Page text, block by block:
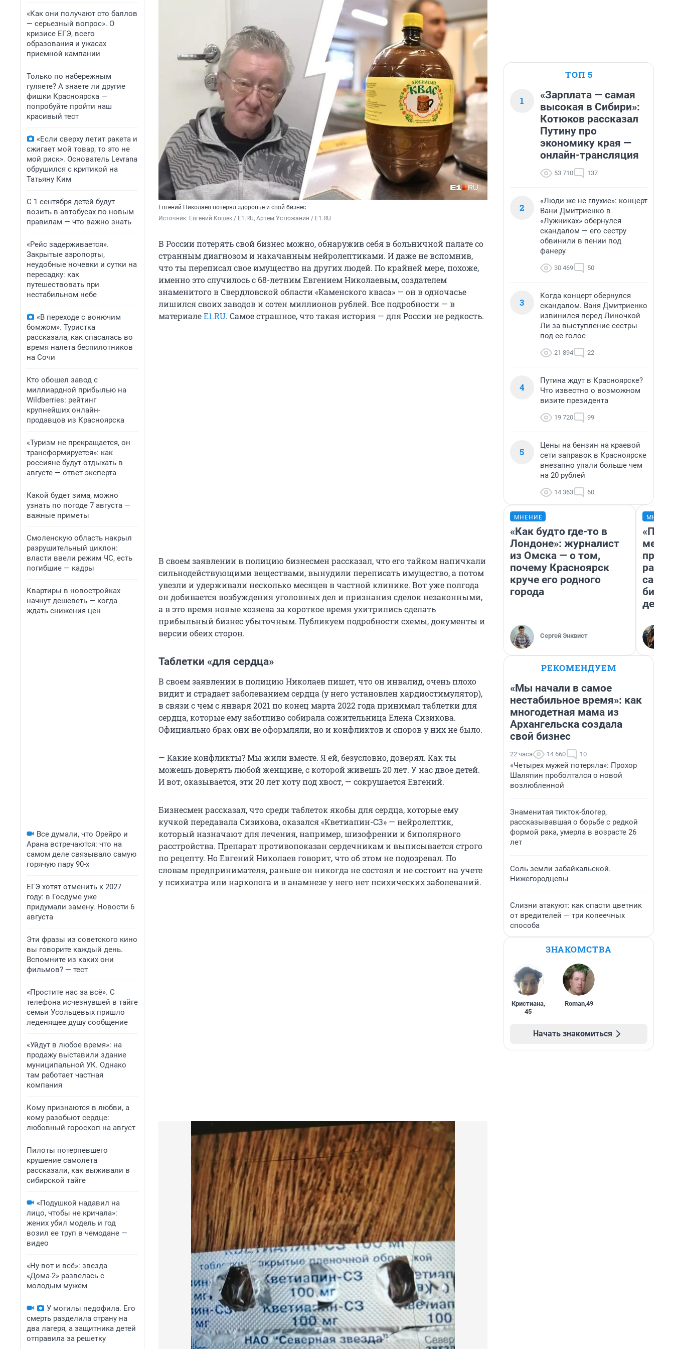
«Как они получают сто баллов
— серьезный вопрос». О
кризисе ЕГЭ, всего
образования и ужасах
приемной кампании
Только по набережным
гуляете? А знаете ли другие
фишки Красноярска —
попробуйте пройти наш
красивый тест
«Если сверху летит ракета и
сжигает мой товар, то это не
мой риск». Основатель Levrana
обрушился с критикой на
Татьяну Ким
С 1 сентября детей будут
возить в автобусах по новым
правилам — что важно знать
«Рейс задерживается».
Закрытые аэропорты,
неудобные ночевки и сутки на
пересадку: как
путешествовать при
нестабильном небе
«В переходе с вонючим
бомжом». Туристка
рассказала, как спасалась во
время налета беспилотников
на Сочи
Кто обошел завод с
миллиардной прибылью на
Wildberries: рейтинг
крупнейших онлайн-
продавцов из Красноярска
«Туризм не прекращается, он
трансформируется»: как
россияне будут отдыхать в
августе — ответ эксперта
Какой будет зима, можно
узнать по погоде 7 августа —
важные приметы
Смоленскую область накрыл
разрушительный циклон:
власти ввели режим ЧС, есть
погибшие — кадры
Квартиры в новостройках
начнут дешеветь — когда
ждать снижения цен
Все думали, что Орейро и
Арана встречаются: что на
самом деле связывало самую
горячую пару 90-х
ЕГЭ хотят отменить к 2027
году: в Госдуме уже
придумали замену. Новости 6
августа
Эти фразы из советского кино
вы говорите каждый день.
Вспомните из каких они
фильмов? — тест
«Простите нас за всё». С
телефона исчезнувшей в тайге
семьи Усольцевых пришло
леденящее душу сообщение
«Уйдут в любое время»: на
продажу выставили здание
муниципальной УК. Однако
там работает частная
компания
Кому признаются в любви, а
кому разобьют сердце:
любовный гороскоп на август
Пилоты потерпевшего
крушение самолета
рассказали, как выживали в
сибирской тайге
«Подушкой надавил на
лицо, чтобы не кричала»:
жених убил модель и год
возил ее труп в чемодане —
видео
«Ну вот и всё»: звезда
«Дома-2» развелась с
молодым мужем
У могилы педофила. Его
смерть разделила страну на
два лагеря, а защитника детей
отправила за решетку
Евгений Николаев потерял здоровье и свой бизнес
Источник: Евгений Кошек / E1.RU, Артем Устюжанин / E1.RU
В России потерять свой бизнес можно, обнаружив себя в больничной палате со
странным диагнозом и накачанным нейролептиками. И даже не вспомнив,
что ты переписал свое имущество на других людей. По крайней мере, похоже,
именно это случилось с 68-летним Евгением Николаевым, создателем
знаменитого в Свердловской области «Каменского кваса» — он в одночасье
лишился своих заводов и сотен миллионов рублей. Все подробности — в
материалеE1.RU. Самое страшное, что такая история — для России не редкость.
В своем заявлении в полицию бизнесмен рассказал, что его тайком напичкали
сильнодействующими веществами, вынудили переписать имущество, а потом
увезли и удерживали несколько месяцев в частной клинике. Вот уже полгода
он добивается возбуждения уголовных дел и признания сделок незаконными,
а в это время новые хозяева за короткое время ухитрились сделать
прибыльный бизнес убыточным. Публикуем подробности схемы, документы и
версии обеих сторон.
Таблетки «для сердца»
В своем заявлении в полицию Николаев пишет, что он инвалид, очень плохо
видит и страдает заболеванием сердца (у него установлен кардиостимулятор),
в связи с чем с января 2021 по конец марта 2022 года принимал таблетки для
сердца, которые ему заботливо собирала сожительница Елена Сизикова.
Официально брак они не оформляли, но и конфликтов и споров у них не было.
— Какие конфликты? Мы жили вместе. Я ей, безусловно, доверял. Как ты
можешь доверять любой женщине, с которой живешь 20 лет. У нас двое детей.
И вот, оказывается, эти 20 лет коту под хвост, — сокрушается Евгений.
Бизнесмен рассказал, что среди таблеток якобы для сердца, которые ему
кучкой передавала Сизикова, оказался «Кветиапин-СЗ» — нейролептик,
который назначают для лечения, например, шизофрении и биполярного
расстройства. Препарат противопоказан сердечникам и выписывается строго
по рецепту. Но Евгений Николаев говорит, что об этом не подозревал. По
словам предпринимателя, раньше он никогда не состоял и не состоит на учете
у психиатра или нарколога и в анамнезе у него нет психических заболеваний.
ТОП 5
1
«Зарплата — самая
высокая в Сибири»:
Котюков рассказал
Путину про
экономику края —
онлайн-трансляция
53 710 137
2
«Люди же не глухие»: концерт
Вани Дмитриенко в
«Лужниках» обернулся
скандалом — его сестру
обвинили в пении под
фанеру
30 469 50
3
Когда концерт обернулся
скандалом. Ваня Дмитриенко
извинился перед Линочкой
Ли за выступление сестры
под ее голос
21 894 22
4
Путина ждут в Красноярске?
Что известно о возможном
визите президента
19 720 99
5
Цены на бензин на краевой
сети заправок в Красноярске
внезапно упали больше чем
на 20 рублей
14 363 60
МНЕНИЕ
«Как будто где-то в
Лондоне»: журналист
из Омска — о том,
почему Красноярск
круче его родного
города
Сергей Энквист
РЕКОМЕНДУЕМ
«Мы начали в самое
нестабильное время»: как
многодетная мама из
Архангельска создала
свой бизнес
22 часа 14 660 10
«Четырех мужей потеряла»: Прохор
Шаляпин проболтался о новой
возлюбленной
Знаменитая тикток-блогер,
рассказывавшая о борьбе с редкой
формой рака, умерла в возрасте 26
лет
Соль земли забайкальской.
Нижегородцевы
Слизни атакуют: как спасти цветник
от вредителей — три копеечных
способа
ЗНАКОМСТВА
Кристиана,
45
Roman,49
Начать знакомиться